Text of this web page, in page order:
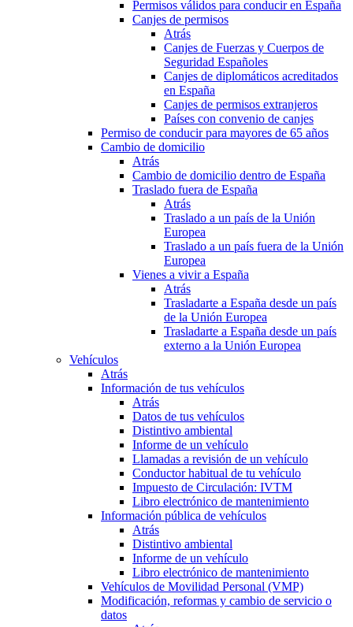
Permisos válidos para conducir en España
Canjes de permisos
Atrás
Canjes de Fuerzas y Cuerpos de
Seguridad Españoles
Canjes de diplomáticos acreditados
en España
Canjes de permisos extranjeros
Países con convenio de canjes
Permiso de conducir para mayores de 65 años
Cambio de domicilio
Atrás
Cambio de domicilio dentro de España
Traslado fuera de España
Atrás
Traslado a un país de la Unión
Europea
Traslado a un país fuera de la Unión
Europea
Vienes a vivir a España
Atrás
Trasladarte a España desde un país
de la Unión Europea
Trasladarte a España desde un país
externo a la Unión Europea
Vehículos
Atrás
Información de tus vehículos
Atrás
Datos de tus vehículos
Distintivo ambiental
Informe de un vehículo
Llamadas a revisión de un vehículo
Conductor habitual de tu vehículo
Impuesto de Circulación: IVTM
Libro electrónico de mantenimiento
Información pública de vehículos
Atrás
Distintivo ambiental
Informe de un vehículo
Libro electrónico de mantenimiento
Vehículos de Movilidad Personal (VMP)
Modificación, reformas y cambio de servicio o
datos